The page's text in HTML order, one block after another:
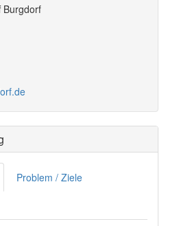
Burgdorf
Problem / Ziele